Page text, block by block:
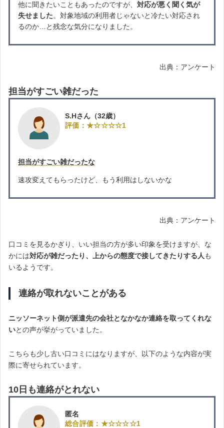
他に聞きたいこともあったのですが、 対応が悪く聞く気が
失せました。対象地域の利用者じゃないと冷たい対応され
るのか…と残念な気分になりました。
出典：アンケート
担当がすごい雑だった
S.Hさん（32歳）
評価：★☆☆☆☆1
担当がすごい雑だったな
速攻変えてもらったけど、もう利用はしないかな
出典：アンケート
口コミを見るかぎり、いい担当の方が多い印象を受けますが、な
かには対応が雑だったり、上からの態度で接してきたりする人も
いるようです。
連絡が取れないことがある
ニッソーネット側が派遣先の会社となかなか連絡を取ってくれな
いとの声が挙がっていました。
こちらも少し古い口コミにはなりますが、以下のような内容が実
際に寄せられています。
10日も連絡がとれない
匿名
総合評価：★☆☆☆☆1